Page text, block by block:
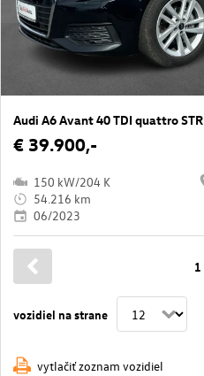
Audi A6 Avant 40 TDI quattro STR
€ 39.900,-
150 kW/204 K
54.216 km
06/2023
vozidiel na strane
1
vytlačiť zoznam vozidiel